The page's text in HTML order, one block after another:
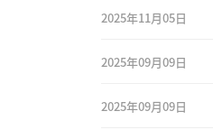
2025年11月05日
2025年09月09日
2025年09月09日